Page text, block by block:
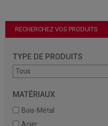
RECHERCHEZ VOS PRODUITS
TYPE DE PRODUITS
MATÉRIAUX
Bois-Métal
Acier